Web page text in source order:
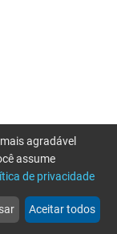
web more_horiz
Mais
agradável
assume
de privacidade
Aceitar todos